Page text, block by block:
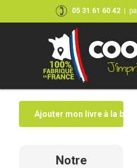
05 31 61 60 42
Ajouter mon livre à la
Notre